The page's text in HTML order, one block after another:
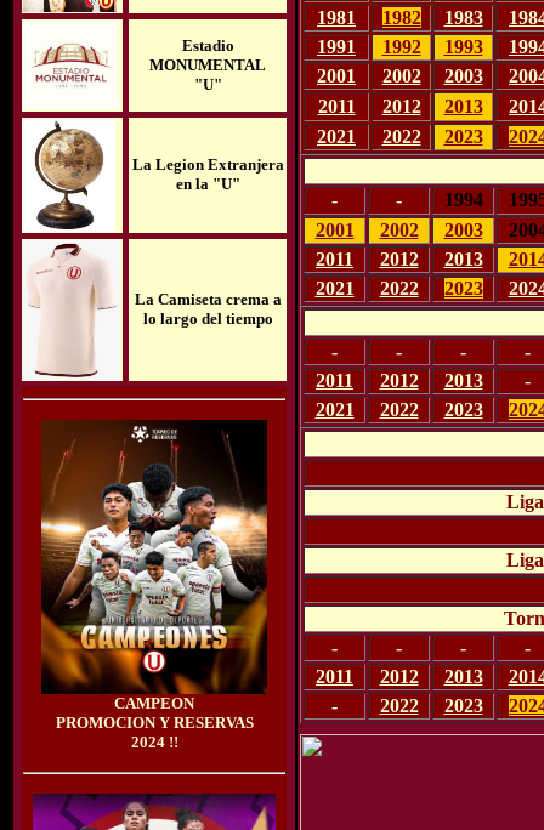
Estadio
MONUMENTAL
"U"
La Legion Extranjera
en la "U"
La Camiseta crema a
lo largo del tiempo
CAMPEON
PROMOCION Y RESERVAS
2024 !!
1981
1982 1983
1991
1992 1993
2001
2002 2003
2011
2012 2013
2021
2022 2023
- - 1994
2001
2002 2003
2011
2012 2013
2021
2022 2023
- - -
-
2011
2012 2013
-
2021
2022 2023
-
- -
-
2011
2012 2013
-
2022 2023